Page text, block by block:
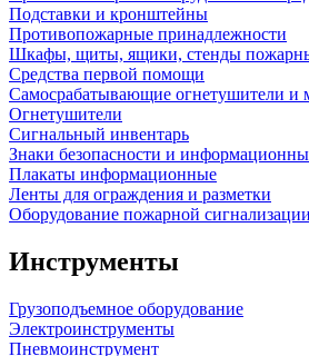
Подставки и кронштейны
Противопожарные принадлежности
Шкафы, щиты, ящики, стенды
Средства первой помощи
Самосрабатывающие огнетушители и
Огнетушители
Сигнальный инвентарь
Знаки безопасности и
Плакаты информационные
Ленты для ограждения и разметки
Оборудование пожарной сигнализации
Инструменты
Грузоподъемное оборудование
Электроинструменты
Пневмоинструмент